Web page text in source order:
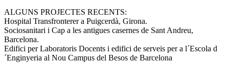
ALGUNS PROJECTES RECENTS:
Hospital Transfronterer a Puigcerdà, Girona.
Sociosanitari i Cap a les antigues casernes de Sant Andreu,
Barcelona.
Edifici per Laboratoris Docents i edifici de serveis per a l´Escola d
´Enginyeria al Nou Campus del Besos de Barcelona